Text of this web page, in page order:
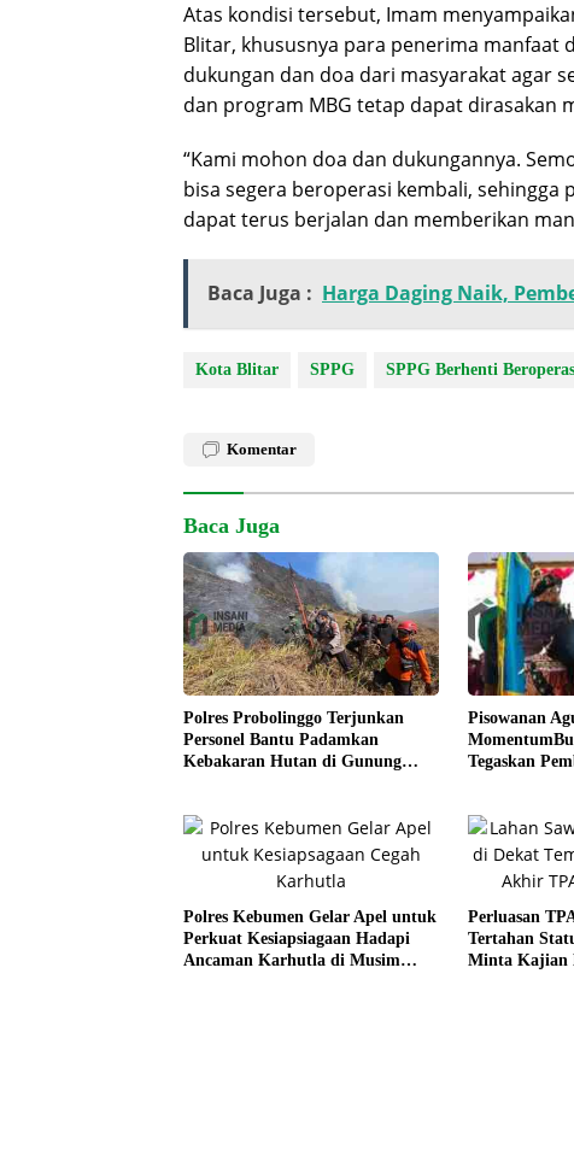
Atas kondisi tersebut, Imam
Blitar, khususnya para penerima manfaat
dukungan dan doa dari masyarakat agar
dan program MBG tetap dapat dirasakan
“Kami mohon doa dan dukungannya.
bisa segera beroperasi kembali,
dapat terus berjalan dan memberikan
Baca Juga : Harga Daging Naik,
Kota Blitar SPPG SPPG Berhenti
Komentar
Baca Juga
Polres Probolinggo Terjunkan
Personel Bantu Padamkan
Kebakaran Hutan di Gunung
Pisowanan
Tegaskan
Polres Kebumen Gelar Apel untuk
Perkuat Kesiapsiagaan Hadapi
Ancaman Karhutla di Musim
Perluasan
Tertahan
Minta Kajian